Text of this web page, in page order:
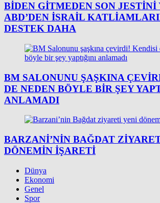
BIDEN GITMEDEN SON JESTINI
ABD’DEN İSRAIL
DESTEK DAHA
BM SALONUNU ŞAŞKINA
DE NEDEN BÖYLE BIR ŞEY
ANLAMADI
BARZANI’NIN BAĞDAT
DÖNEMIN IŞARETI
Dünya
Ekonomi
Genel
Spor